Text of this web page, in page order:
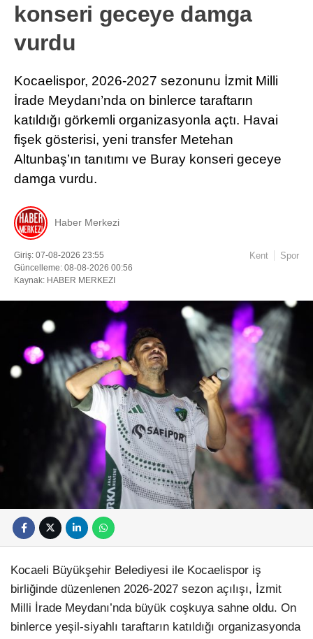
konseri geceye damga
vurdu
Kocaelispor, 2026-2027 sezonunu İzmit Milli
İrade Meydanı’nda on binlerce taraftarın
katıldığı görkemli organizasyonla açtı. Havai
fişek gösterisi, yeni transfer Metehan
Altunbaş’ın tanıtımı ve Buray konseri geceye
damga vurdu.
Haber Merkezi
Giriş: 07-08-2026 23:55
Güncelleme: 08-08-2026 00:56
Kaynak: HABER MERKEZI
Kent Spor
Kocaeli Büyükşehir Belediyesi ile Kocaelispor iş
birliğinde düzenlenen 2026-2027 sezon açılışı, İzmit
Milli İrade Meydanı’nda büyük coşkuya sahne oldu. On
binlerce yeşil-siyahlı taraftarın katıldığı organizasyonda